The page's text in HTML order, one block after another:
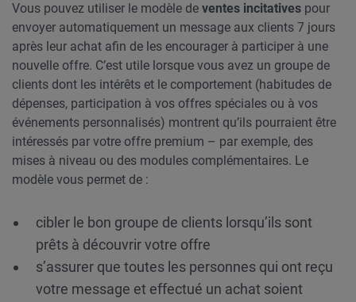
Vous pouvez utiliser le modèle de ventes incitatives pour
envoyer automatiquement un message aux clients 7 jours
après leur achat afin de les encourager à participer à une
nouvelle offre. C’est utile lorsque vous avez un groupe de
clients dont les intérêts et le comportement (habitudes de
dépenses, participation à vos offres spéciales ou à vos
événements personnalisés) montrent qu’ils pourraient être
intéressés par votre offre premium – par exemple, des
mises à niveau ou des modules complémentaires. Le
modèle vous permet de :
cibler le bon groupe de clients lorsqu’ils sont
prêts à découvrir votre offre
s’assurer que toutes les personnes qui ont reçu
votre message et effectué un achat soient